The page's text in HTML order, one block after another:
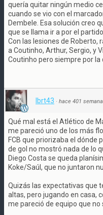
quería quitar ningún medio
cuando se vio con el
Dembele. Esa solución creo
que se llama ir a por el partido.
Con las lesiones de Roberto,
a Coutinho, Arthur, Sergio, y
Coutinho pero siempre por la
lbrt43 · hace 401
Qué mal está el Atlético de
me pareció uno de los más
FCB que priorizaba el dónde
de gol no mostró nada de lo
Diego Costa se queda
Koke/Saúl, que no juntaron
Quizás las expectativas que
altas, pero jugando en casa,
me pareció de equipo que no